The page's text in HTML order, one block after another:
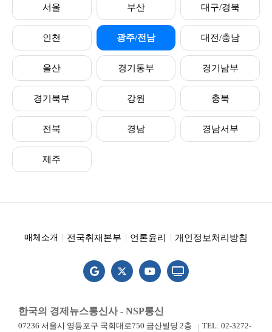
서울 부산 대구/경북
인천 광주/전남 대전/충남
울산 경기동부 경기남부
경기북부 강원 충북
전북 경남 경남서부
제주
매체소개 전국취재본부 언론윤리 개인정보처리방침
한국의 경제뉴스통신사 - NSP통신
07236 서울시 영등포구 국회대로750 금산빌딩 2층 TEL: 02-3272-